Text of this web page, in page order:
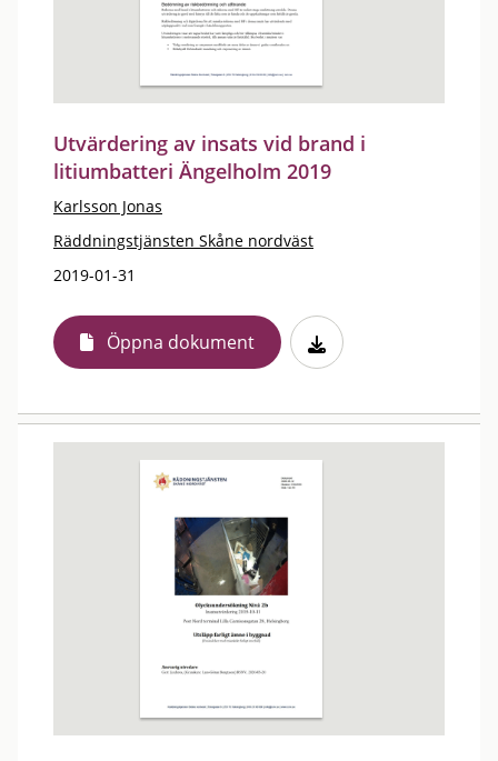
Utvärdering av insats vid brand i
litiumbatteri Ängelholm 2019
Karlsson Jonas
Räddningstjänsten Skåne nordväst
2019-01-31
Öppna dokument